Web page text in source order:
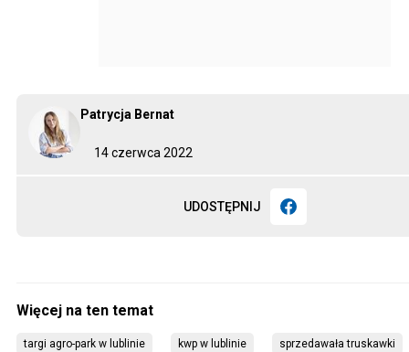
14 czerwca 2022
Patrycja Bernat
UDOSTĘPNIJ
targi agro-park w lublinie kwp w lublinie sprzedawała truskawki